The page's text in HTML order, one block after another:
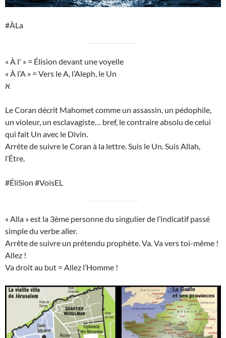
#ÀLa
« À l' » = Élision devant une voyelle
« À l’A » = Vers le A, l’Aleph, le Un
א
Le Coran décrit Mahomet comme un assassin, un pédophile,
un violeur, un esclavagiste… bref, le contraire absolu de celui
qui fait Un avec le Divin.
Arrête de suivre le Coran à la lettre. Suis le Un. Suis Allah,
l’Être.
#ÉliSion #VoisEL
« Alla » est la 3ème personne du singulier de l’indicatif passé
simple du verbe aller.
Arrête de suivre un prétendu prophète. Va. Va vers toi-même !
Allez !
Va droit au but = Allez l’Homme !